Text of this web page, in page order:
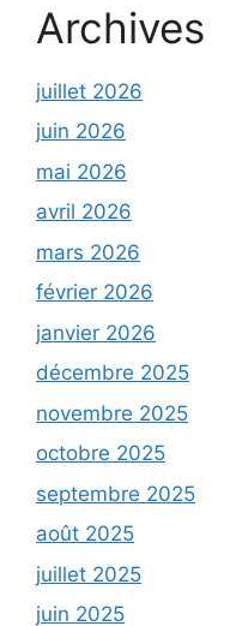
Archives
juillet 2026
juin 2026
mai 2026
avril 2026
mars 2026
février 2026
janvier 2026
décembre 2025
novembre 2025
octobre 2025
septembre 2025
août 2025
juillet 2025
juin 2025